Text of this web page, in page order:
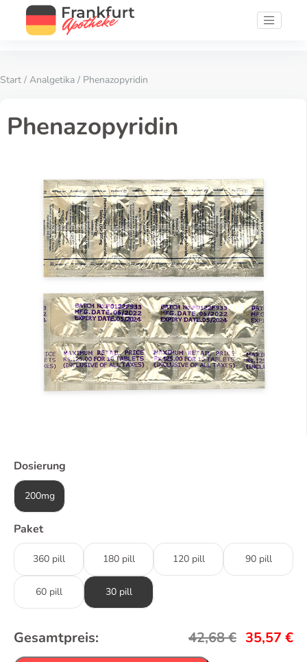
Start / Analgetika / Phenazopyridin
Phenazopyridin
Dosierung
200mg
Paket
360 pill 180 pill 120 pill 90 pill
60 pill 30 pill
Gesamtpreis: 42,68€ 35,57 €